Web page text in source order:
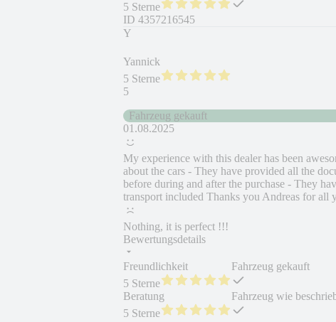
5 Sterne
ID 4357216545
Y
Yannick
5 Sterne
5
Fahrzeug gekauft
01.08.2025
My experience with this dealer has been
about the cars - They have provided all the
before during and after the purchase - They
transport included Thanks you Andreas for all
Nothing, it is perfect !!!
Bewertungsdetails
Freundlichkeit
5 Sterne
Beratung
5 Sterne
Fahrzeug gekauft
Fahrzeug wie